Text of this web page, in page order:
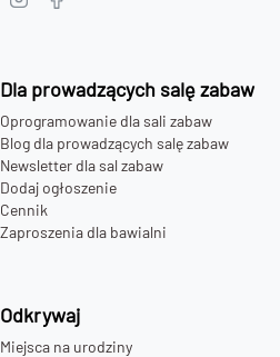
Dla prowadzących salę zabaw
Oprogramowanie dla sali zabaw
Blog dla prowadzących salę zabaw
Newsletter dla sal zabaw
Dodaj ogłoszenie
Cennik
Zaproszenia dla bawialni
Odkrywaj
Miejsca na urodziny